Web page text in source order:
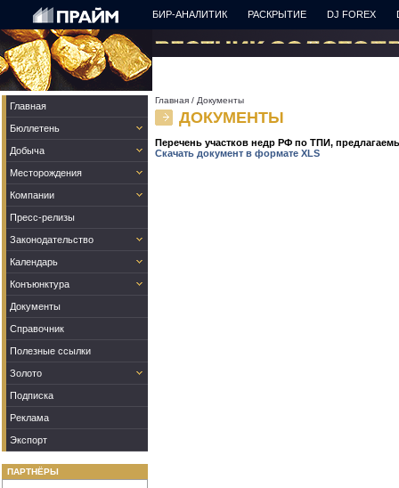
БИР-АНАЛИТИК РАСКРЫТИЕ DJ FOREX
Главная
Бюллетень
Добыча
Месторождения
Компании
Пресс-релизы
Законодательство
Календарь
Конъюнктура
Документы
Справочник
Полезные ссылки
Золото
Подписка
Реклама
Экспорт
ПАРТНЁРЫ
Главная / Документы
ДОКУМЕНТЫ
Перечень участков недр РФ по ТПИ,
Скачать документ в формате XLS